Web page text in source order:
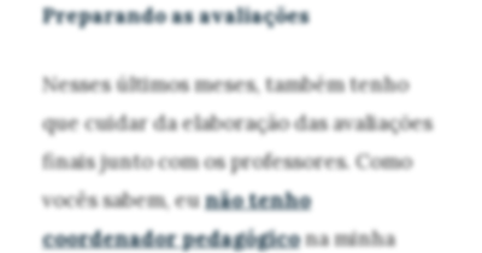
Preparando as avaliações
Nesses últimos meses, também tenho
que cuidar da elaboração das avaliações
finais junto com os professores. Como
vocês sabem, eunão tenho
coordenador pedagógicona minha